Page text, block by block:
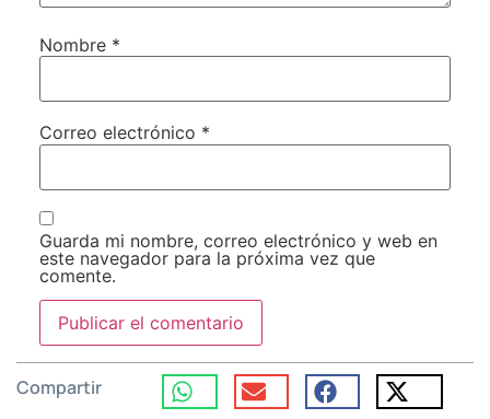
Nombre *
Correo electrónico *
Guarda mi nombre, correo electrónico y web en
este navegador para la próxima vez que
comente.
Compartir